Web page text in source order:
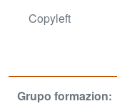
Copyleft
Grupo formazion: